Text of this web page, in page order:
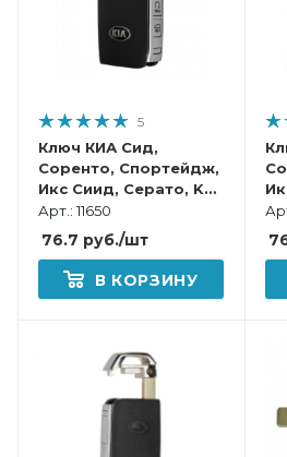
5
Ключ КИА Сид,
Соренто, Спортейдж,
Икс Сиид, Серато, K5,
Селтос смарт корпус
Арт.: 11650
76.7 руб./шт
В КОРЗИНУ